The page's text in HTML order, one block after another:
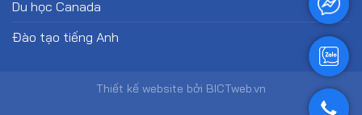
Du học Canada
Đào tạo tiếng Anh
Thiết kế website bởi BICTweb.vn